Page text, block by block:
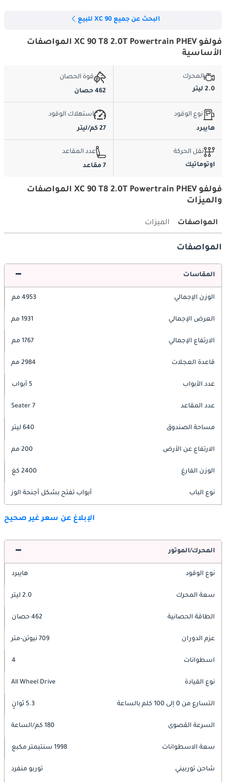
البحث عن جميع XC 90 للبيع
فولفو XC 90 T8 2.0T Powertrain PHEV المواصفات
الأساسية
المحرك
2.0 ليتر
قوة الحصان
462 حصان
نوع الوقود
هايبرد
استهلاك الوقود
27 كم/ليتر
نقل الحركة
اوتوماتيك
عدد المقاعد
7 مقاعد
فولفو XC 90 T8 2.0T Powertrain PHEV المواصفات
والميزات
المواصفات الميزات
المواصفات
المقاسات
الوزن الإجمالي 4953 مم
العرض الإجمالي 1931 مم
الارتفاع الإجمالي 1767 مم
قاعدة العجلات 2984 مم
عدد الأبواب 5 أبواب
عدد المقاعد 7 Seater
مساحة الصندوق 640 ليتر
الارتفاع عن الأرض 200 مم
الوزن الفارغ 2400 كغ
نوع الباب أبواب تفتح بشكل أجنحة الوز
الإبلاغ عن سعر غير صحيح
المحرك/الموتور
نوع الوقود هايبرد
سعة المحرك 2.0 ليتر
الطاقة الحصانية 462 حصان
عزم الدوران 709 نيوتن-متر
اسطوانات 4
نوع القيادة All Wheel Drive
التسارع من 0 إلى 100 كلم بالساعة 5.3 ثوانٍ
السرعة القصوى 180 كم/الساعة
سعة الاسطوانات 1998 سنتيمتر مكبع
شاحن توربيني توربو منفرد